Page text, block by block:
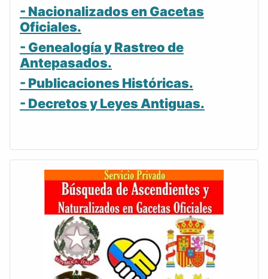
- Nacionalizados en Gacetas
Oficiales.
- Genealogía y Rastreo de
Antepasados.
- Publicaciones Históricas.
- Decretos y Leyes Antiguas.